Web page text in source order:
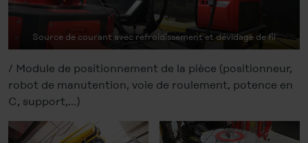
Source de courant avec refroidissement et dévidage de fil
/ Module de positionnement de la pièce (positionneur,
robot de manutention, voie de roulement, potence en
C, support,…)